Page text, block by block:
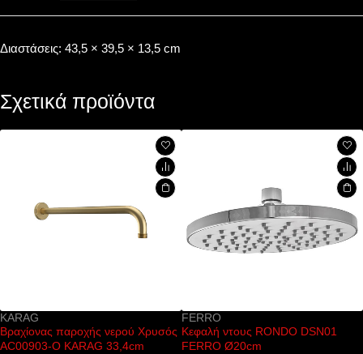
Διαστάσεις: 43,5 × 39,5 × 13,5 cm
Σχετικά προϊόντα
KARAG
Βραχίονας παροχής νερού Χρυσός
AC00903-O KARAG 33,4cm
FERRO
Κεφαλή ντους RONDO DSN01
FERRO Ø20cm